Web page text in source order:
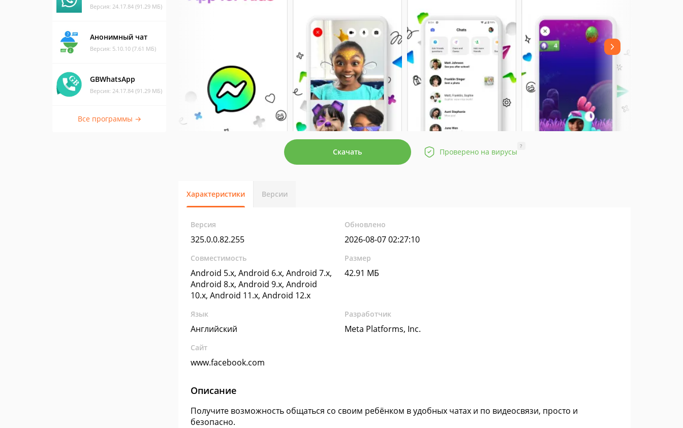
Версия: 24.17.84 (91.29 МБ)
Анонимный чат
Версия: 5.10.10 (7.61 МБ)
GBWhatsApp
Версия: 24.17.84 (91.29 МБ)
Все программы →
Скачать Проверено на вирусы
?
Характеристики Версии
Версия
325.0.0.82.255
Обновлено
2026-08-07 02:27:10
Совместимость
Android 5.x, Android 6.x, Android 7.x,
Android 8.x, Android 9.x, Android
10.x, Android 11.x, Android 12.x
Размер
42.91 МБ
Язык
Английский
Разработчик
Meta Platforms, Inc.
Сайт
www.facebook.com
Описание
Получите возможность общаться со своим ребёнком в удобных чатах и по видеосвязи, просто и
безопасно.